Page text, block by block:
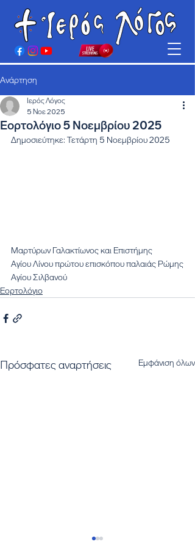
Ανάρτηση
Εορτολόγιο 5 Νοεμβρίου 2025
Ιερός Λόγος
5 Νοε 2025
Δημοσιεύτηκε: Τετάρτη 5 Νοεμβρίου 2025
Μαρτύρων Γαλακτίωνος και Επιστήμης
Αγίου Λίνου πρώτου επισκόπου παλαιάς Ρώμης
Αγίου Σιλβανού
Εορτολόγιο
Πρόσφατες αναρτήσεις Εμφάνιση όλων